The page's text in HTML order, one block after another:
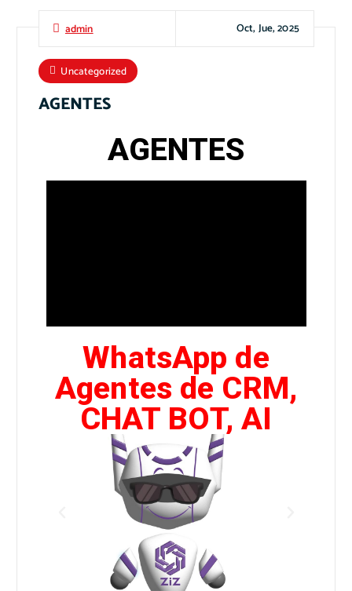
admin Oct, Jue, 2025
Uncategorized
AGENTES
AGENTES
WhatsApp de
Agentes de CRM,
CHAT BOT, AI